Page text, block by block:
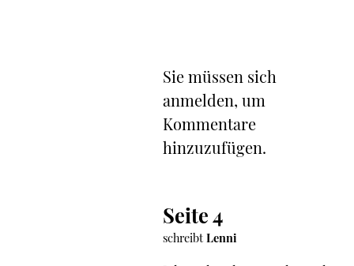
Sie müssen sich
anmelden, um
Kommentare
hinzuzufügen.
Seite 4
schreibtLenni